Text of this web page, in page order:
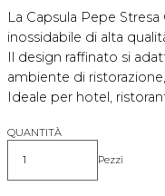
La Capsula Pepe
inossidabile di alta
Il design raffinato si
ambiente di
Ideale per hotel,
QUANTITÀ
Quantità Pezzi